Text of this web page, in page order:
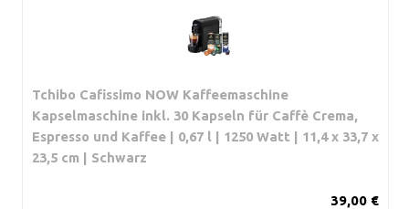
Tchibo Cafissimo NOW Kaffeemaschine
Kapselmaschine inkl. 30 Kapseln für Caffè Crema,
Espresso und Kaffee | 0,67 l | 1250 Watt | 11,4 x 33,7 x
23,5 cm | Schwarz
39,00 €